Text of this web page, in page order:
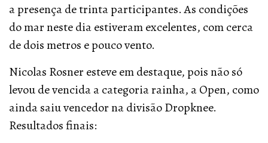
a presença de trinta participantes. As condições
do mar neste dia estiveram excelentes, com cerca
de dois metros e pouco vento.
Nicolas Rosner esteve em destaque, pois não só
levou de vencida a categoria rainha, a Open, como
ainda saiu vencedor na divisão Dropknee.
Resultados finais: